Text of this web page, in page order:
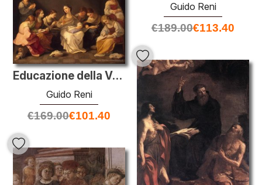
Guido Reni
€189.00€113.40
Educazione della Vergine
Guido Reni
€169.00€101.40